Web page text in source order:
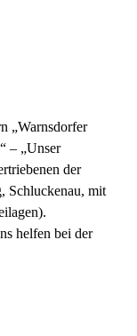
„Warnsdorfer
– „Unser
der
Schluckenau, mit
helfen bei der